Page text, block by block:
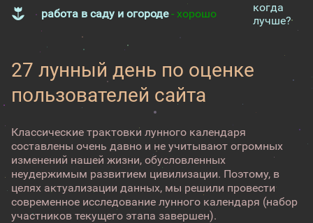
работа в саду и огороде- хорошо
когда
лучше?
27 лунный день по оценке
пользователей сайта
Классические трактовки лунного календаря
составлены очень давно и не учитывают огромных
изменений нашей жизни, обусловленных
неудержимым развитием цивилизации. Поэтому, в
целях актуализации данных, мы решили провести
современное исследование лунного календаря (набор
участников текущего этапа завершен).